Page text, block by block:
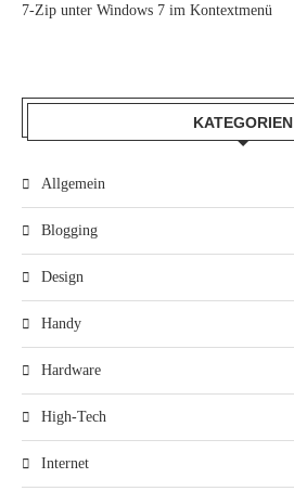
7-Zip unter Windows 7 im Kontextmenü
KATEGORIEN
Allgemein
Blogging
Design
Handy
Hardware
High-Tech
Internet